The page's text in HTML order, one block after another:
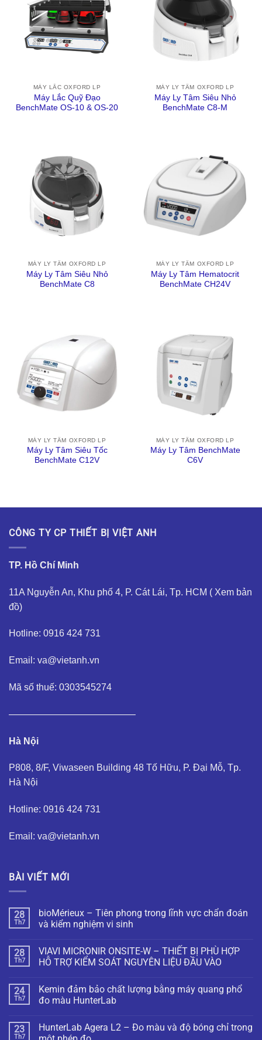
MÁY LẮC OXFORD LP
Máy Lắc Quỹ Đạo
BenchMate OS-10 & OS-20
MÁY LY TÂM OXFORD LP
Máy Ly Tâm Siêu Nhỏ
BenchMate C8-M
MÁY LY TÂM OXFORD LP
Máy Ly Tâm Siêu Nhỏ
BenchMate C8
MÁY LY TÂM OXFORD LP
Máy Ly Tâm Hematocrit
BenchMate CH24V
MÁY LY TÂM OXFORD LP
Máy Ly Tâm Siêu Tốc
BenchMate C12V
MÁY LY TÂM OXFORD LP
Máy Ly Tâm BenchMate
C6V
CÔNG TY CP THIẾT BỊ VIỆT ANH
TP. Hồ Chí Minh
11A Nguyễn An, Khu phố 4, P. Cát Lái, Tp. HCM ( Xem bản
đồ)
Hotline: 0916 424 731
Email: va@vietanh.vn
Mã số thuế: 0303545274
—————————————–
Hà Nội
P808, 8/F, Viwaseen Building 48 Tố Hữu, P. Đại Mỗ, Tp.
Hà Nội
Hotline: 0916 424 731
Email: va@vietanh.vn
BÀI VIẾT MỚI
28
Th7
bioMérieux – Tiên phong trong lĩnh vực chẩn đoán
và kiểm nghiệm vi sinh
28
Th7
VIAVI MICRONIR ONSITE-W – THIẾT BỊ PHÙ HỢP
HỖ TRỢ KIỂM SOÁT NGUYÊN LIỆU ĐẦU VÀO
24
Th7
Kemin đảm bảo chất lượng bằng máy quang phổ
đo màu HunterLab
23
Th7
HunterLab Agera L2 – Đo màu và độ bóng chỉ trong